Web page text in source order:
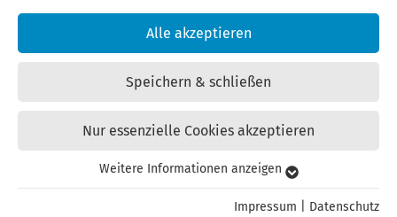
Alle akzeptieren
Speichern & schließen
Nur essenzielle Cookies akzeptieren
Essenzielle Cookies werden für grundlegende Funktionen der
Weitere Informationen anzeigen
Impressum Datenschutz